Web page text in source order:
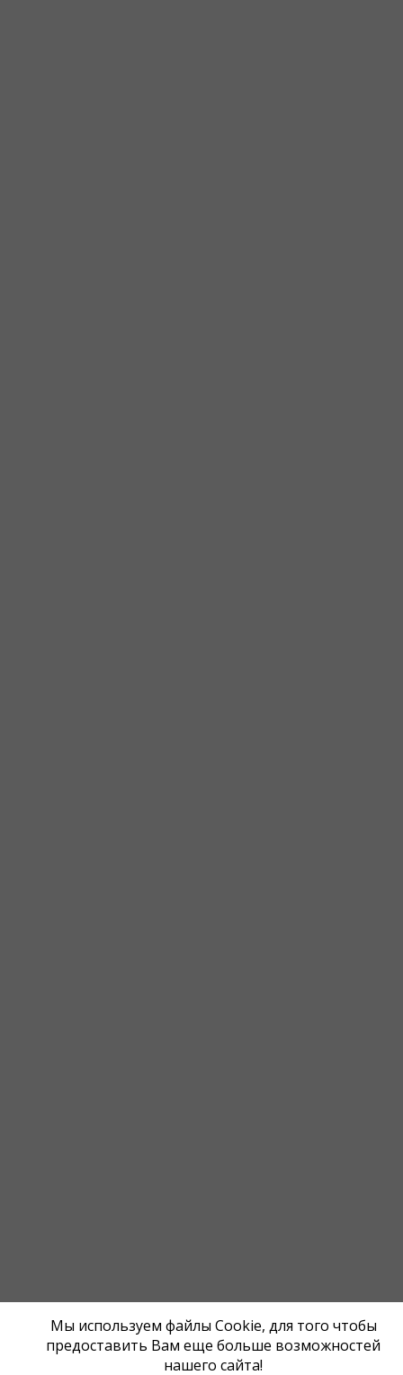
Мы используем файлы Cookie, для того чтобы
предоставить Вам еще больше возможностей
нашего сайта!